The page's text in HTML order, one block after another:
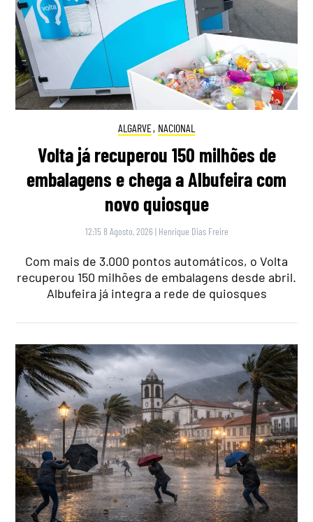
ALGARVE, NACIONAL
Volta já recuperou 150 milhões de
embalagens e chega a Albufeira com
novo quiosque
12:15 8 Agosto, 2026 | Henrique Dias Freire
Com mais de 3.000 pontos automáticos, o Volta
recuperou 150 milhões de embalagens desde abril.
Albufeira já integra a rede de quiosques